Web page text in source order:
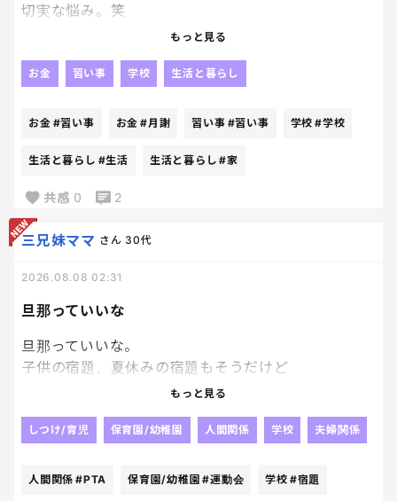
切実な悩み。笑
まじで、キャッシュレス生活しすぎて細かい現金が
いまだに学校の集金は現金だし習い事も現金。
集金も、月謝もキャッシュレスにしてくれよぉ。笑
もっと見る
お金 習い事 学校 生活と暮らし
お金 #習い事 お金 #月謝 習い事 #習い事 学校 #学校
生活と暮らし #生活 生活と暮らし #家
共感 0 2
旦那っていいな
三兄妹ママ さん 30代
2026.08.08 02:31
旦那っていいな。
子供の宿題、夏休みの宿題もそうだけど
これを見守らないでいいなんてとっても気が楽でいい
羨ましい。
らいいな。
もっと見る
しつけ/育児 保育園/幼稚園 人間関係 学校 夫婦関係
人間関係 #PTA 保育園/幼稚園 #運動会 学校 #宿題